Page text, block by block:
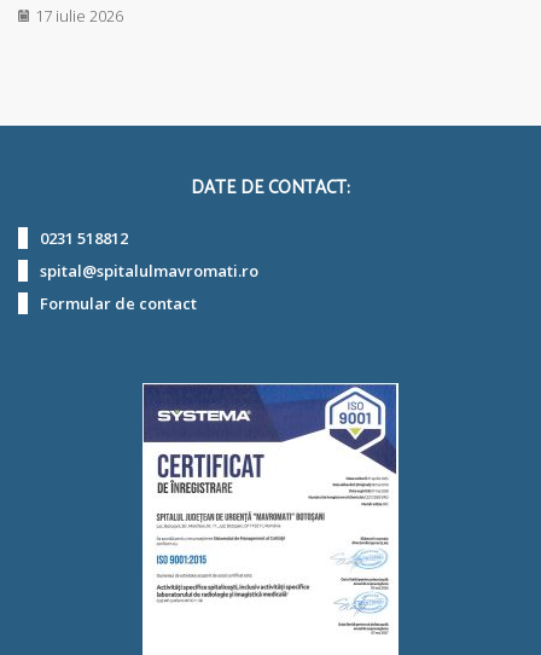
17 iulie 2026
DATE DE CONTACT:
0231 518812
spital@spitalulmavromati.ro
Formular de contact